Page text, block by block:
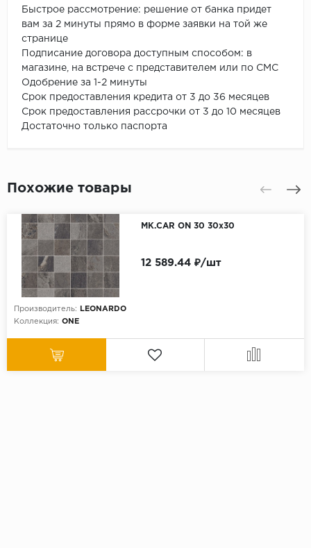
Быстрое рассмотрение: решение от банка придет
вам за 2 минуты прямо в форме заявки на той же
странице
Подписание договора доступным способом: в
магазине, на встрече с представителем или по СМС
Одобрение за 1-2 минуты
Срок предоставления кредита от 3 до 36 месяцев
Срок предоставления рассрочки от 3 до 10 месяцев
Достаточно только паспорта
Похожие товары
MK.CAR ON 30 30x30
Производитель:
LEONARDO
Коллекция: ONE
12 589.44 ₽/шт